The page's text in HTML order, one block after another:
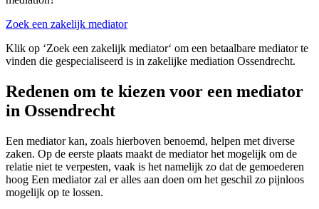
Zoek een zakelijk mediator
Klik op ‘Zoek een zakelijk mediator‘ om een betaalbare mediator te
vinden die gespecialiseerd is in zakelijke mediation Ossendrecht.
Redenen om te kiezen voor een mediator
in Ossendrecht
Een mediator kan, zoals hierboven benoemd, helpen met diverse
zaken. Op de eerste plaats maakt de mediator het mogelijk om de
relatie niet te verpesten, vaak is het namelijk zo dat de gemoederen
hoog Een mediator zal er alles aan doen om het geschil zo pijnloos
mogelijk op te lossen.